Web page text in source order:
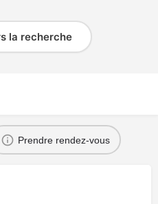
la recherche
Prendre rendez-vous